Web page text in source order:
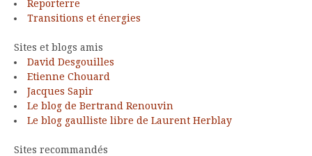
Reporterre
Transitions et énergies
Sites et blogs amis
David Desgouilles
Etienne Chouard
Jacques Sapir
Le blog de Bertrand Renouvin
Le blog gaulliste libre de Laurent Herblay
Sites recommandés